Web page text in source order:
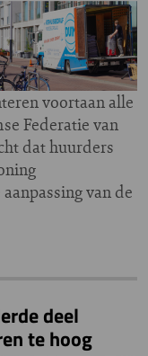
voortaan alle
Federatie van
dat huurders
van de
deel
te hoog